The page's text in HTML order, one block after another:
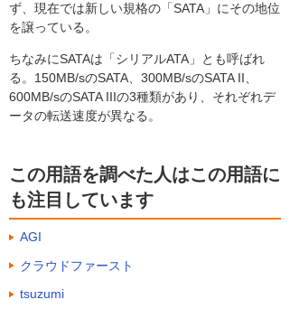
ず、現在では新しい規格の「SATA」にその地位
を譲っている。
ちなみにSATAは「シリアルATA」とも呼ばれ
る。150MB/sのSATA、300MB/sのSATA II、
600MB/sのSATA IIIの3種類があり、それぞれデ
ータの転送速度が異なる。
この用語を調べた人はこの用語に
も注目しています
AGI
クラウドファースト
tsuzumi